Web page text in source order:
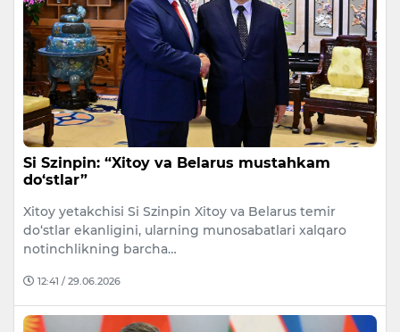
Si Szinpin: “Xitoy va Belarus mustahkam
do‘stlar”
Xitoy yetakchisi Si Szinpin Xitoy va Belarus temir
do‘stlar ekanligini, ularning munosabatlari xalqaro
notinchlikning barcha…
12:41 / 29.06.2026